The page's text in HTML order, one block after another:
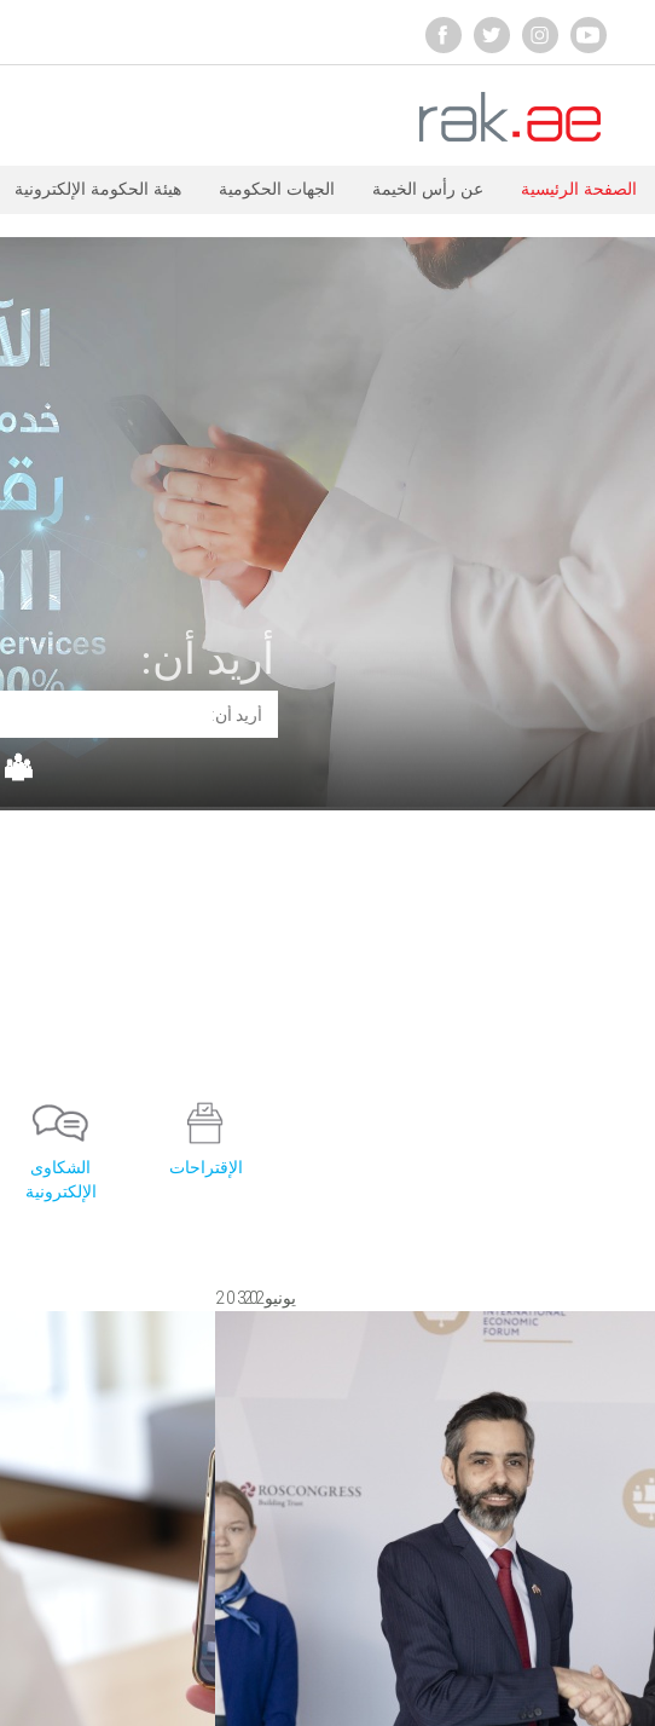
الصفحة الرئيسية عن رأس الخيمة الجهات الحكومية هيئة الحكومة الإلكترونية
أريد أن:
الإقتراحات
الشكاوى
الإلكترونية
2 0 يونيو 2 0 2 3